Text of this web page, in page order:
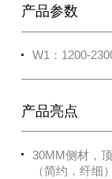
产品参数
W1：1200-
产品亮点
30MM侧材，
（简约，纤细